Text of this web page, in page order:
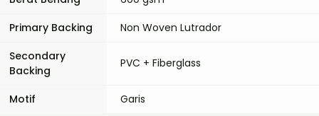
Primary Backing
Non Woven Lutrador
Secondary
Backing
PVC + Fiberglass
Motif Garis